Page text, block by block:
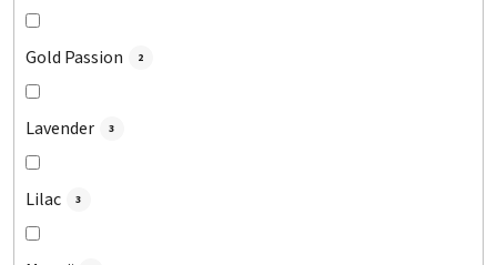
Gold Passion 2
Lavender 3
Lilac 3